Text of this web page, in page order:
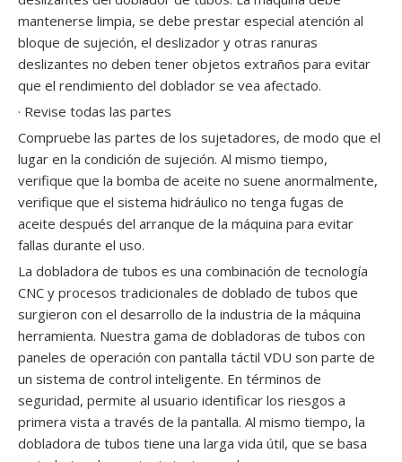
mantenerse limpia, se debe prestar especial atención al
bloque de sujeción, el deslizador y otras ranuras
deslizantes no deben tener objetos extraños para evitar
que el rendimiento del doblador se vea afectado.
· Revise todas las partes
Compruebe las partes de los sujetadores, de modo que el
lugar en la condición de sujeción. Al mismo tiempo,
verifique que la bomba de aceite no suene anormalmente,
verifique que el sistema hidráulico no tenga fugas de
aceite después del arranque de la máquina para evitar
fallas durante el uso.
La dobladora de tubos es una combinación de tecnología
CNC y procesos tradicionales de doblado de tubos que
surgieron con el desarrollo de la industria de la máquina
herramienta. Nuestra gama de dobladoras de tubos con
paneles de operación con pantalla táctil VDU son parte de
un sistema de control inteligente. En términos de
seguridad, permite al usuario identificar los riesgos a
primera vista a través de la pantalla. Al mismo tiempo, la
dobladora de tubos tiene una larga vida útil, que se basa